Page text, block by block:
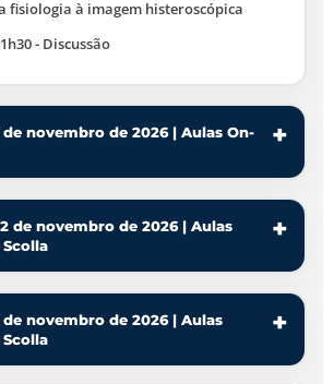
fisiologia à imagem histeroscópica
- Discussão
de novembro de 2026 | Aulas On-
de novembro de 2026 | Aulas
de novembro de 2026 | Aulas